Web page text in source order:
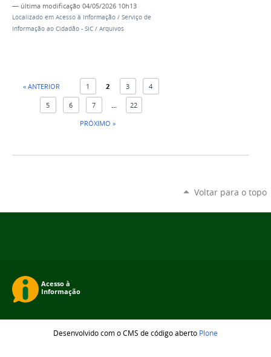
— última modificação 04/05/2026 10h13
Localizado em Acesso à Informação / Serviço de
Informação ao Cidadão - SIC / Arquivos
« ANTERIOR 1 2 3 4
5 6 7
22
PRÓXIMO »
Voltar para o topo
Desenvolvido com o CMS de código aberto Plone